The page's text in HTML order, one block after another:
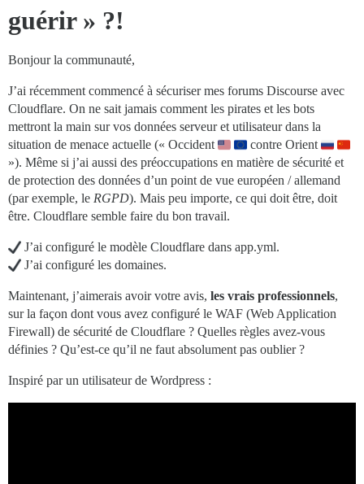
guérir » ?!
Bonjour la communauté,
J’ai récemment commencé à sécuriser mes forums Discourse avec
Cloudflare. On ne sait jamais comment les pirates et les bots
mettront la main sur vos données serveur et utilisateur dans la
situation de menace actuelle (« Occident
contre Orient
»). Même si j’ai aussi des préoccupations en matière de sécurité et
de protection des données d’un point de vue européen / allemand
(par exemple, le RGPD). Mais peu importe, ce qui doit être, doit
être. Cloudflare semble faire du bon travail.
J’ai configuré le modèle Cloudflare dans app.yml.
J’ai configuré les domaines.
Maintenant, j’aimerais avoir votre avis, les vrais professionnels,
sur la façon dont vous avez configuré le WAF (Web Application
Firewall) de sécurité de Cloudflare ? Quelles règles avez-vous
définies ? Qu’est-ce qu’il ne faut absolument pas oublier ?
Inspiré par un utilisateur de Wordpress :